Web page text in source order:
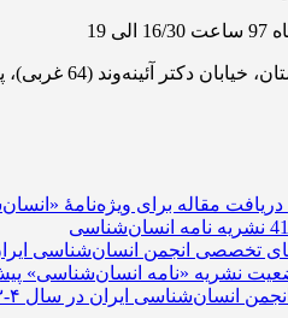
غربی)، پژوهشگاه علوم انسانی و مطالعات فرهنگی، سالن حکمت
دریافت مقاله برای ویژه‌نامۀ
تخصصی انجمن انسان‌شناسی
نشریه «نامه انسان‌شناسی»
انسان‌شناسی ایران در سال ۴-۱۴۰۳